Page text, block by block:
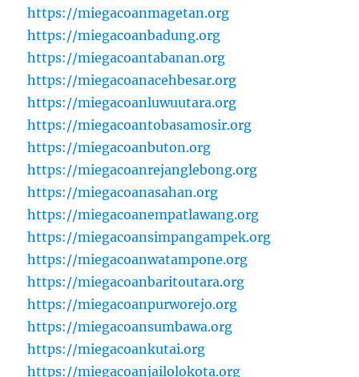
https://miegacoanmagetan.org
https://miegacoanbadung.org
https://miegacoantabanan.org
https://miegacoanacehbesar.org
https://miegacoanluwuutara.org
https://miegacoantobasamosir.org
https://miegacoanbuton.org
https://miegacoanrejanglebong.org
https://miegacoanasahan.org
https://miegacoanempatlawang.org
https://miegacoansimpangampek.org
https://miegacoanwatampone.org
https://miegacoanbaritoutara.org
https://miegacoanpurworejo.org
https://miegacoansumbawa.org
https://miegacoankutai.org
https://miegacoanjailolokota.org